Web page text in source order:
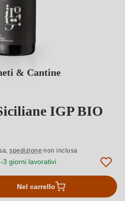
& Cantine
IGP BIO
spedizione non inclusa
3 giorni lavorativi
Nel carrello